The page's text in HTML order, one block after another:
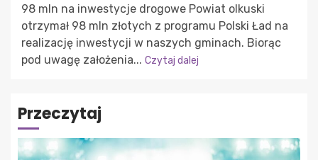
98 mln na inwestycje drogowe Powiat olkuski
otrzymał 98 mln złotych z programu Polski Ład na
realizację inwestycji w naszych gminach. Biorąc
pod uwagę założenia... Czytaj dalej
Przeczytaj